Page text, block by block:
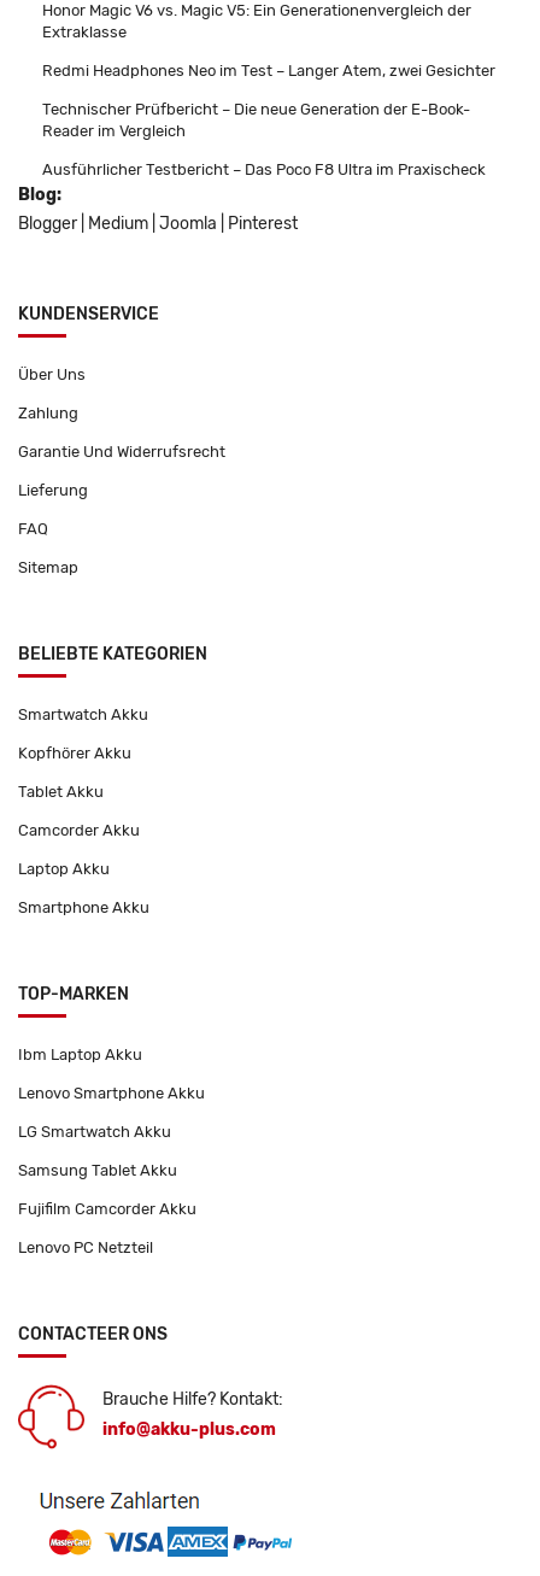
Honor Magic V6 vs. Magic V5: Ein Generationenvergleich der
Extraklasse
Redmi Headphones Neo im Test – Langer Atem, zwei Gesichter
Technischer Prüfbericht – Die neue Generation der E-Book-
Reader im Vergleich
Ausführlicher Testbericht – Das Poco F8 Ultra im Praxischeck
Blog:
Blogger
Medium Joomla Pinterest
KUNDENSERVICE
Über Uns
Zahlung
Garantie Und Widerrufsrecht
Lieferung
FAQ
Sitemap
BELIEBTE KATEGORIEN
Smartwatch Akku
Kopfhörer Akku
Tablet Akku
Camcorder Akku
Laptop Akku
Smartphone Akku
TOP-MARKEN
Ibm Laptop Akku
Lenovo Smartphone Akku
LG Smartwatch Akku
Samsung Tablet Akku
Fujifilm Camcorder Akku
Lenovo PC Netzteil
CONTACTEER ONS
Brauche Hilfe? Kontakt:
info@akku-plus.com